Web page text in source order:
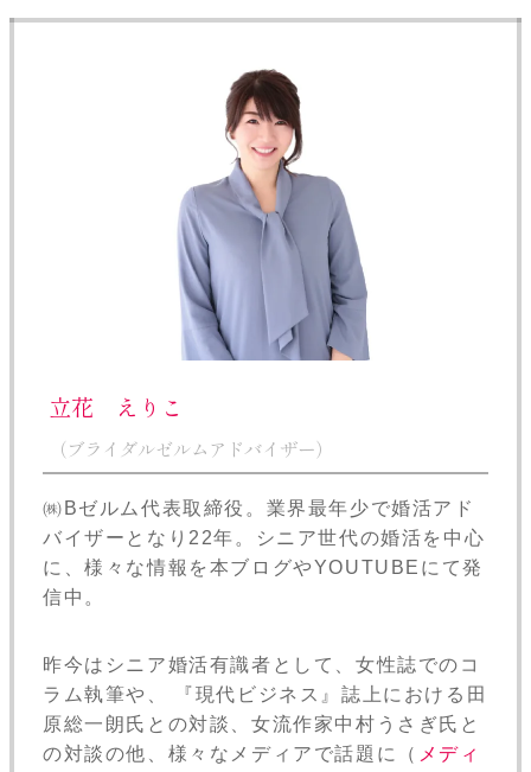
立花 えりこ
（ブライダルゼルムアドバイザー）
㈱Bゼルム代表取締役。業界最年少で婚活アド
バイザーとなり22年。シニア世代の婚活を中心
に、様々な情報を本ブログやYOUTUBEにて発
信中。
昨今はシニア婚活有識者として、女性誌でのコ
ラム執筆や、 『現代ビジネス』誌上における田
原総一朗氏との対談、女流作家中村うさぎ氏と
の対談の他、様々なメディアで話題に（ メディ